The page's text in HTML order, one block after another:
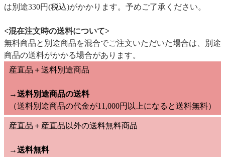
は別途330円(税込)がかかります。予めご了承ください。
<混在注文時の送料について>
無料商品と別途商品を混合でご注文いただいた場合は、別途
商品の送料がかかる場合があります。
産直品＋送料別途商品
→送料別途商品の送料
（送料別途商品の代金が11,000円以上になると送料無料）
産直品＋産直品以外の送料無料商品
→送料無料